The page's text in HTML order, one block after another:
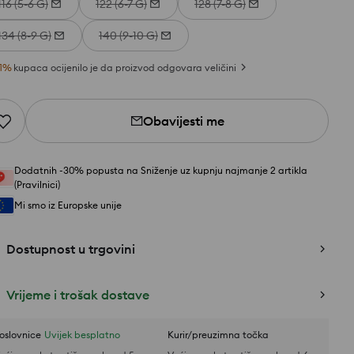
(5-6 G) 122 (6-7 G) 128 (7-8 G)
(8-9 G) 140 (9-10 G)
% kupaca ocijenilo je da proizvod odgovara veličini
Obavijesti me
Dodatnih -30% popusta na Sniženje uz kupnju najmanje 2 artikla
(Pravilnici)
Mi smo iz Europske unije
Dostupnost u trgovini
Vrijeme i trošak dostave
Uvijek besplatno
Kurir/preuzimna točka